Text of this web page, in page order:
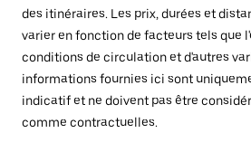
des itinéraires. Les prix, durées et
varier en fonction de facteurs tels que
conditions de circulation et d'autres
informations fournies ici sont
indicatif et ne doivent pas être
comme contractuelles.